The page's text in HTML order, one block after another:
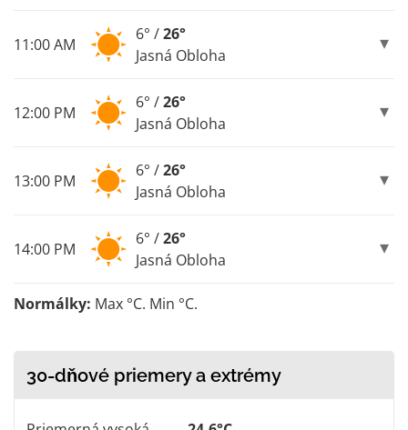
11:00 AM
6° /26°
Jasná Obloha
12:00 PM
6° /26°
Jasná Obloha
13:00 PM
6° /26°
Jasná Obloha
14:00 PM
6° /26°
Jasná Obloha
Normálky: Max °C. Min °C.
30-dňové priemery a extrémy